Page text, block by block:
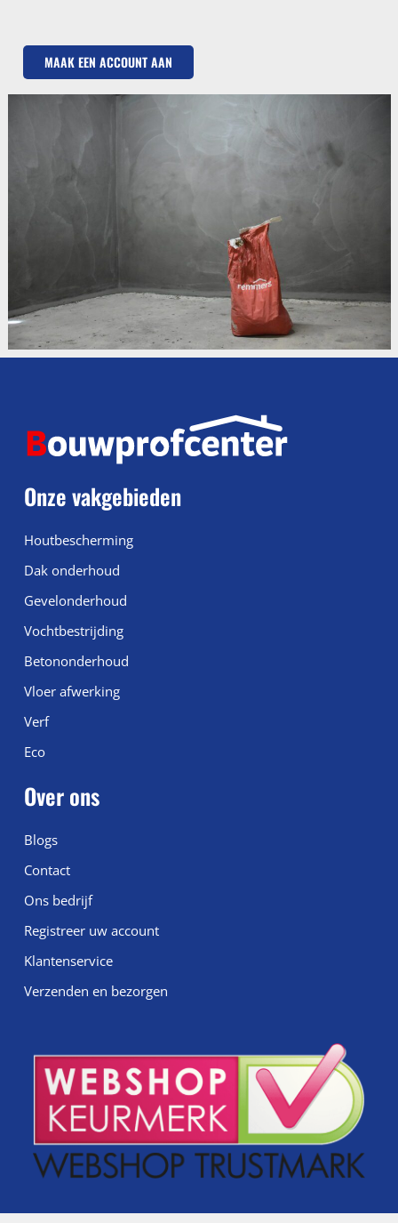
MAAK EEN ACCOUNT AAN
Onze vakgebieden
Houtbescherming
Dak onderhoud
Gevelonderhoud
Vochtbestrijding
Betononderhoud
Vloer afwerking
Verf
Eco
Over ons
Blogs
Contact
Ons bedrijf
Registreer uw account
Klantenservice
Verzenden en bezorgen